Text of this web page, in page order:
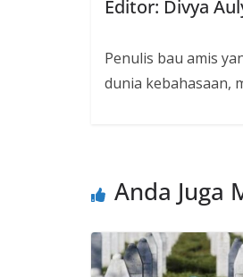
Editor: Divya
Penulis bau amis
dunia kebahasaan,
Anda Juga